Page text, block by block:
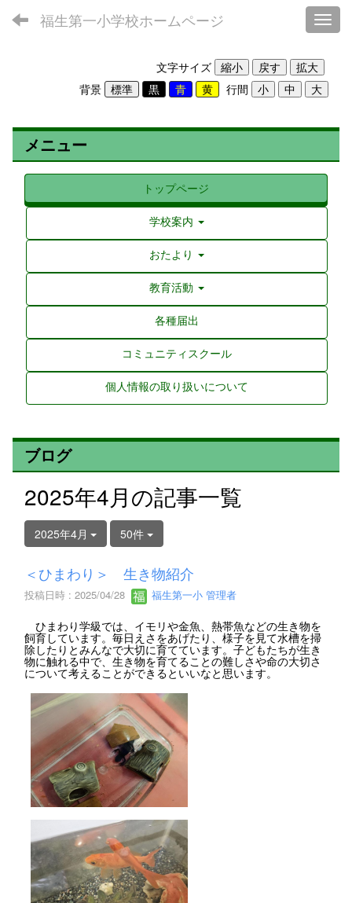
福生第一小学校ホームページ
文字サイズ
背景
行間
メニュー
トップページ
学校案内
おたより
教育活動
各種届出
コミュニティスクール
個人情報の取り扱いについて
ブログ
2025年4月の記事一覧
2025年4月 50件
＜ひまわり＞ 生き物紹介
投稿日時 : 2025/04/28 福生第一小 管理者
ひまわり学級では、イモリや金魚、熱帯魚などの生き物を
飼育しています。毎日えさをあげたり、様子を見て水槽を掃
除したりとみんなで大切に育てています。子どもたちが生き
物に触れる中で、生き物を育てることの難しさや命の大切さ
について考えることができるといいなと思います。